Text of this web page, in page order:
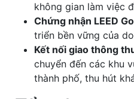
không gian làm việc
Chứng nhận LEED
triển bền vững của
Kết nối giao thông
chuyển đến các khu
thành phố, thu hút